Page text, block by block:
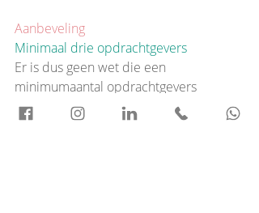
Aanbeveling
Minimaal drie opdrachtgevers
Er is dus geen wet die een
minimumaantal opdrachtgevers
aangeeft. Toch wordt geadviseerd om
als zzp'er minimaal drie verschillende